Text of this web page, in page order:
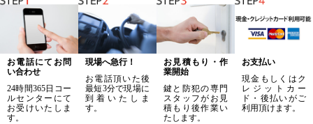
お電話にてお問
い合わせ
24時間365日コー
ルセンターにて
お受けいたしま
す。
現場へ急行！
お電話頂いた後
最短3分で現場に
到着いたしま
す。
お見積もり・作
業開始
鍵と防犯の専門
スタッフがお見
積もり後作業い
たします。
お支払い
現金もしくはク
レジットカー
ド・後払いがご
利用頂けます。